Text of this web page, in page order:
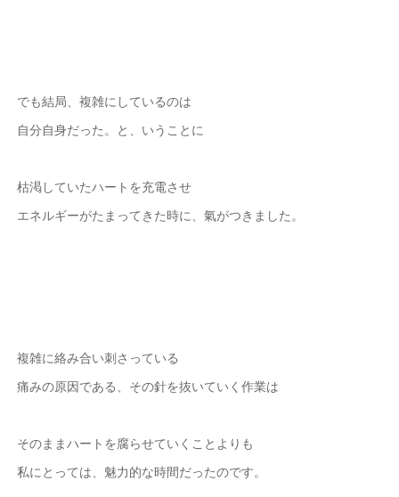
でも結局、複雑にしているのは
自分自身だった。と、いうことに
枯渇していたハートを充電させ
エネルギーがたまってきた時に、氣がつきました。
複雑に絡み合い刺さっている
痛みの原因である、その針を抜いていく作業は
そのままハートを腐らせていくことよりも
私にとっては、魅力的な時間だったのです。